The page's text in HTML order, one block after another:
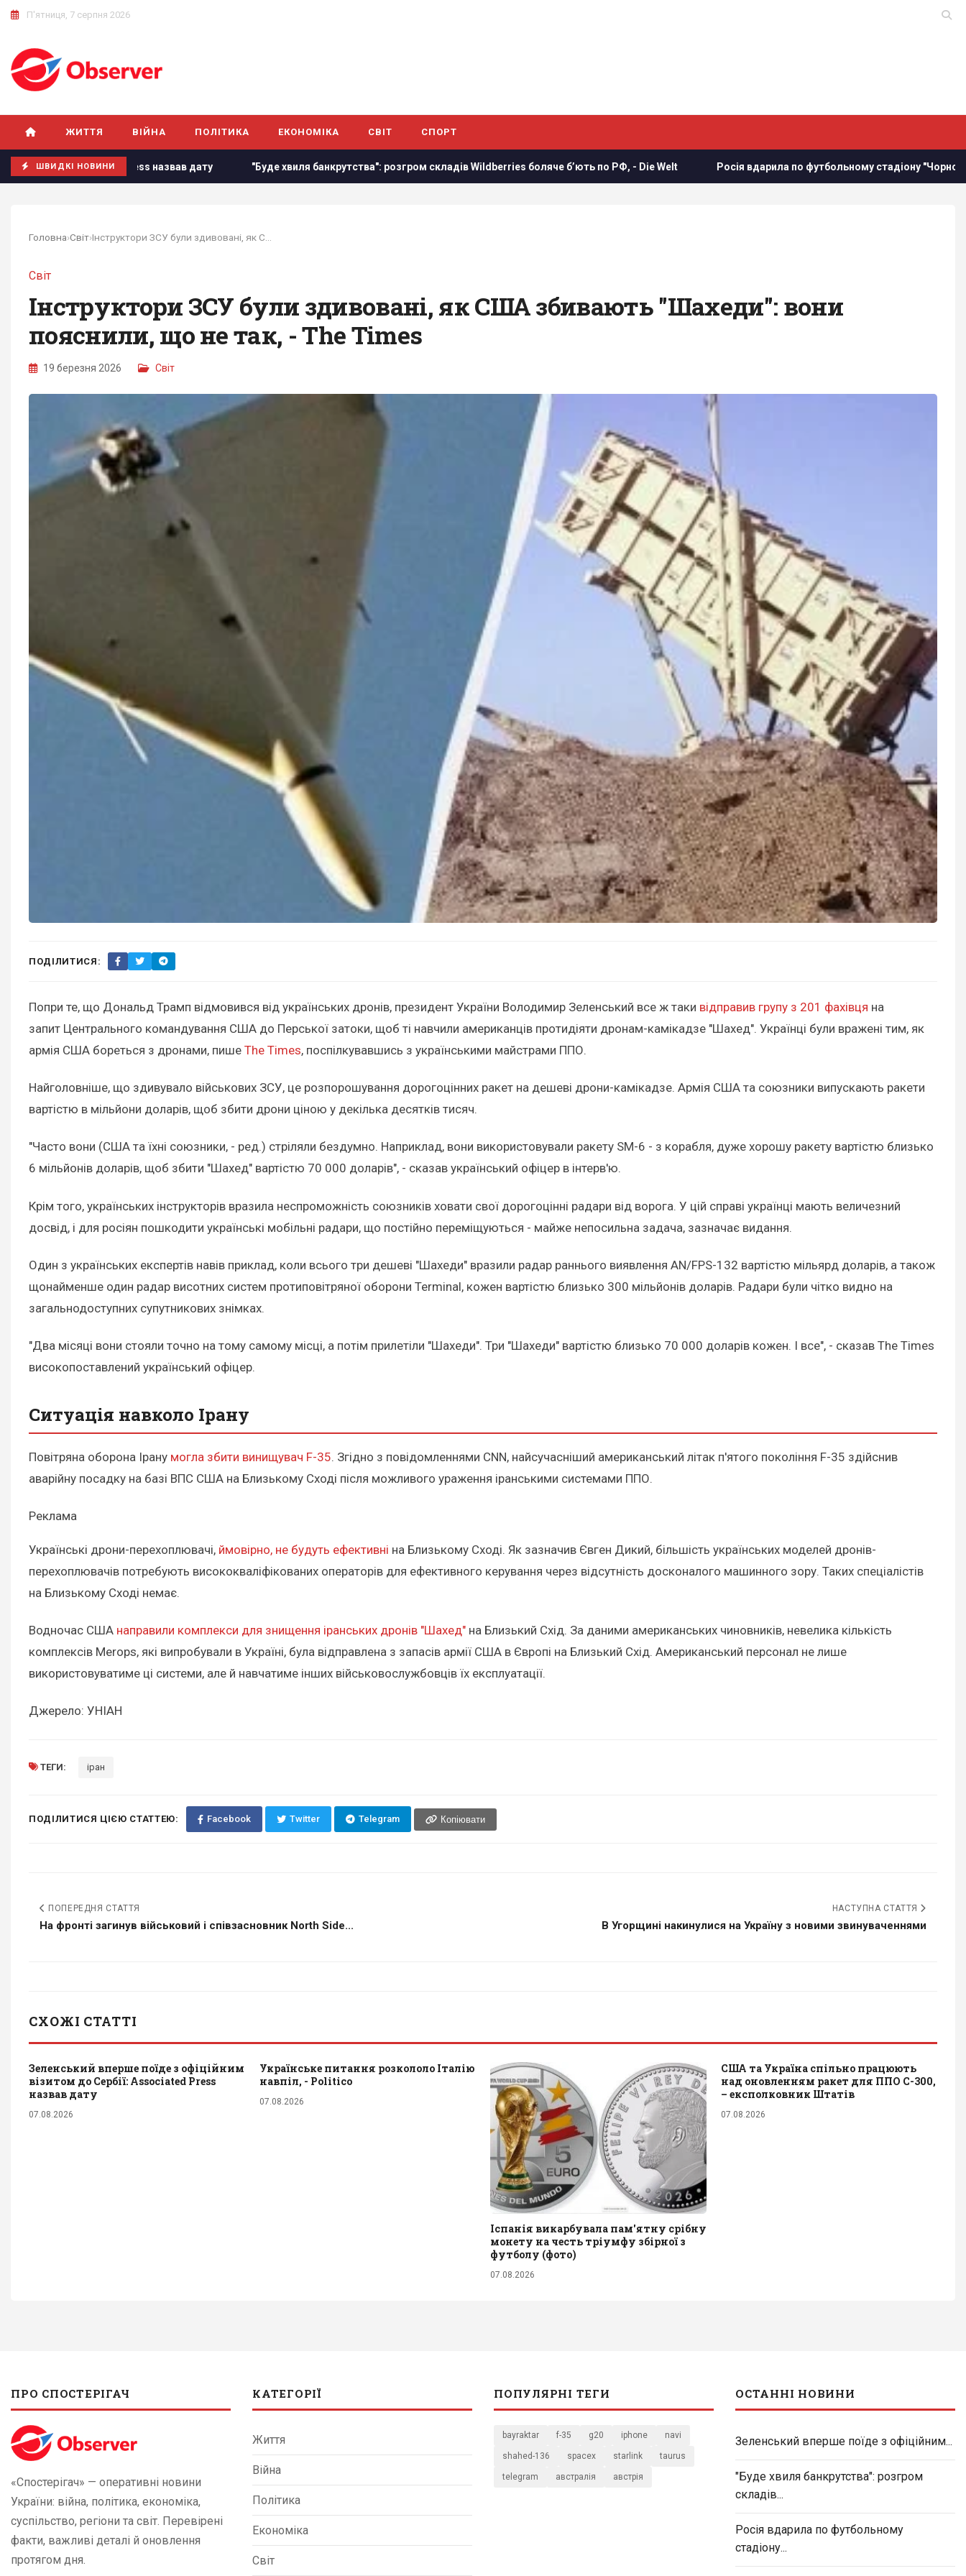
П'ятниця, 7 серпня 2026
ЖИТТЯ ВІЙНА ПОЛІТИКА ЕКОНОМІКА СВІТ СПОРТ
ШВИДКІ НОВИНИ
Press назвав дату "Буде хвиля банкрутства": розгром складів Wildberries боляче бʼють по РФ, - Die Welt Росія вдарила по футбольному стадіону "Чорноморець" в Одесі
Головна›Світ›
Світ
Інструктори ЗСУ були здивовані, як США збивають "Шахеди": вони
пояснили, що не так, - The Times
19 березня 2026 Світ
ПОДІЛИТИСЯ:
Попри те, що Дональд Трамп відмовився від українських дронів, президент України Володимир Зеленський все ж таки відправив групу з 201 фахівця на
запит Центрального командування США до Перської затоки, щоб ті навчили американців протидіяти дронам-камікадзе "Шахед". Українці були вражені тим, як
армія США бореться з дронами, пише The Times, поспілкувавшись з українськими майстрами ППО.
Найголовніше, що здивувало військових ЗСУ, це розпорошування дорогоцінних ракет на дешеві дрони-камікадзе. Армія США та союзники випускають ракети
вартістю в мільйони доларів, щоб збити дрони ціною у декілька десятків тисяч.
"Часто вони (США та їхні союзники, - ред.) стріляли бездумно. Наприклад, вони використовували ракету SM-6 - з корабля, дуже хорошу ракету вартістю близько
6 мільйонів доларів, щоб збити "Шахед" вартістю 70 000 доларів", - сказав український офіцер в інтерв'ю.
Крім того, українських інструкторів вразила неспроможність союзників ховати свої дорогоцінні радари від ворога. У цій справі українці мають величезний
досвід, і для росіян пошкодити українські мобільні радари, що постійно переміщуються - майже непосильна задача, зазначає видання.
Один з українських експертів навів приклад, коли всього три дешеві "Шахеди" вразили радар раннього виявлення AN/FPS-132 вартістю мільярд доларів, а також
щонайменше один радар висотних систем протиповітряної оборони Terminal, кожен вартістю близько 300 мільйонів доларів. Радари були чітко видно на
загальнодоступних супутникових знімках.
"Два місяці вони стояли точно на тому самому місці, а потім прилетіли "Шахеди". Три "Шахеди" вартістю близько 70 000 доларів кожен. І все", - сказав The Times
високопоставлений український офіцер.
Ситуація навколо Ірану
Повітряна оборона Ірану могла збити винищувач F-35. Згідно з повідомленнями CNN, найсучасніший американський літак п'ятого покоління F-35 здійснив
аварійну посадку на базі ВПС США на Близькому Сході після можливого ураження іранськими системами ППО.
Реклама
Українські дрони-перехоплювачі, ймовірно, не будуть ефективні на Близькому Сході. Як зазначив Євген Дикий, більшість українських моделей дронів-
перехоплювачів потребують висококваліфікованих операторів для ефективного керування через відсутність досконалого машинного зору. Таких спеціалістів
на Близькому Сході немає.
Водночас США направили комплекси для знищення іранських дронів "Шахед" на Близький Схід. За даними американських чиновників, невелика кількість
комплексів Merops, які випробували в Україні, була відправлена з запасів армії США в Європі на Близький Схід. Американський персонал не лише
використовуватиме ці системи, але й навчатиме інших військовослужбовців їх експлуатації.
Джерело: УНІАН
ТЕГИ: іран
ПОДІЛИТИСЯ ЦІЄЮ СТАТТЕЮ: Facebook Twitter Telegram Копіювати
ПОПЕРЕДНЯ СТАТТЯ
На фронті загинув військовий і співзасновник North Side...
НАСТУПНА СТАТТЯ
В Угорщині накинулися на Україну з новими звинуваченнями
СХОЖІ СТАТТІ
Зеленський вперше поїде з офіційним
візитом до Сербії: Associated Press
назвав дату
07.08.2026
Українське питання розкололо Італію
навпіл, - Politico
07.08.2026
Іспанія викарбувала пам'ятну срібну
монету на честь тріумфу збірної з
футболу (фото)
07.08.2026
США та Україна спільно працюють
над оновленням ракет для ППО С-300,
– експолковник Штатів
07.08.2026
ПРО СПОСТЕРІГАЧ
«Спостерігач» — оперативні новини
України: війна, політика, економіка,
суспільство, регіони та світ. Перевірені
факти, важливі деталі й оновлення
протягом дня.
КАТЕГОРІЇ
Життя
Війна
Політика
Економіка
Світ
ПОПУЛЯРНІ ТЕГИ
bayraktar f-35 g20 iphone navi
shahed-136 spacex starlink taurus
telegram австралія австрія
ОСТАННІ НОВИНИ
Зеленський вперше поїде з офіційним...
"Буде хвиля банкрутства": розгром
складів...
Росія вдарила по футбольному
стадіону...